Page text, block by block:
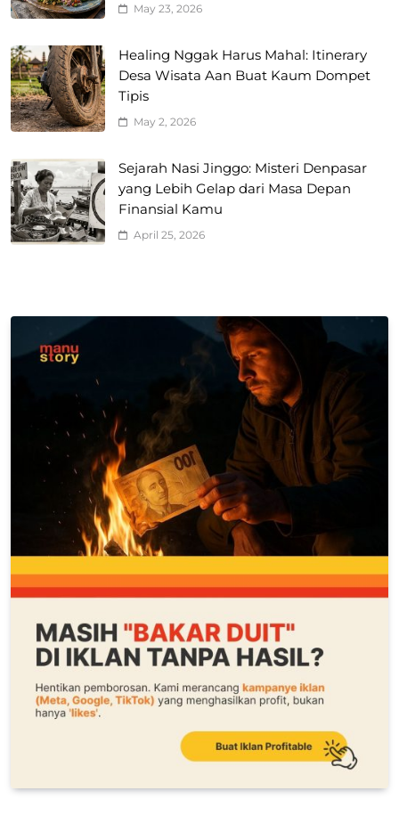
May 23, 2026
Healing Nggak Harus Mahal: Itinerary
Desa Wisata Aan Buat Kaum Dompet
Tipis
May 2, 2026
Sejarah Nasi Jinggo: Misteri Denpasar
yang Lebih Gelap dari Masa Depan
Finansial Kamu
April 25, 2026